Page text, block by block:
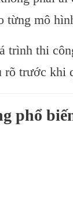
từng mô
trình thi
rõ trước khi
phổ